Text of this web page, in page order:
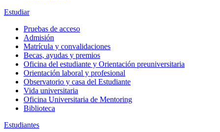
Estudiar
Pruebas de acceso
Admisión
Matrícula y convalidaciones
Becas, ayudas y premios
Oficina del estudiante y Orientación preuniversitaria
Orientación laboral y profesional
Observatorio y casa del Estudiante
Vida universitaria
Oficina Universitaria de Mentoring
Biblioteca
Estudiantes